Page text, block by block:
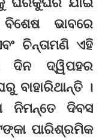
ଭାବରେ
ଚିନ୍ତାମଣି ଏହି
ଦିନ ଦ୍ୱିପହର
ବାହାରିଥାନ୍ତି ।
ନିମନ୍ତେ ଦିବସ
ପାରିଶ୍ରମିକ